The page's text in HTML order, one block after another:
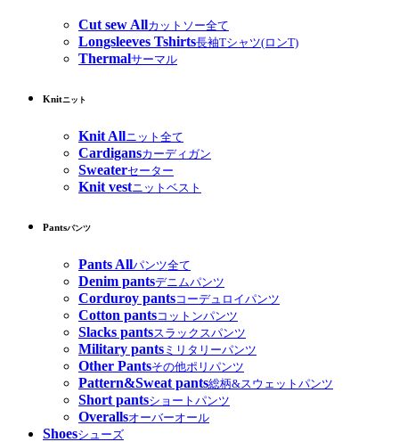
Cut sew Allカットソー全て
Longsleeves Tshirts長袖Tシャツ(ロンT)
Thermalサーマル
Knitニット
Knit Allニット全て
Cardigansカーディガン
Sweaterセーター
Knit vestニットベスト
Pantsパンツ
Pants Allパンツ全て
Denim pantsデニムパンツ
Corduroy pantsコーデュロイパンツ
Cotton pantsコットンパンツ
Slacks pantsスラックスパンツ
Military pants ミリタリーパンツ
Other Pantsその他ポリパンツ
Pattern&Sweat pants総柄&スウェットパンツ
Short pantsショートパンツ
Overallsオーバーオール
Shoesシューズ